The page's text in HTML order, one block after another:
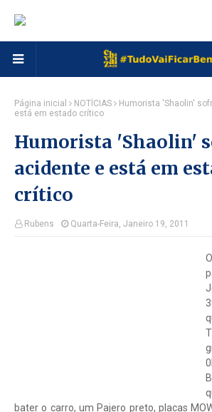
Página inicial NOTÍCIAS
Humorista 'Shaolin'
está em estado crítico
Humorista 'Shaolin'
acidente e está em
crítico
Rubens Quarta-Feira, Janeiro 19, 2011
bater o carro, um Pajero preto, placas